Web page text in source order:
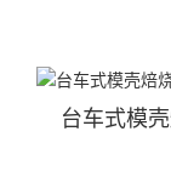
台车式模